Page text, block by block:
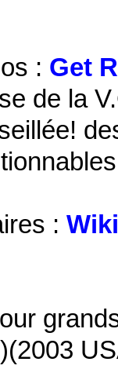
: Get
de la
:
)(2003